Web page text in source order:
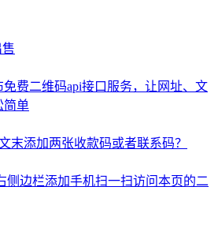
售
费二维码api接口服务，让网址、文
简单
末添加两张收款码或者联系码？
侧边栏添加手机扫一扫访问本页的二